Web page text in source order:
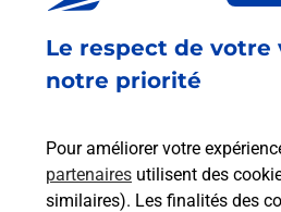
Le respect de votre
notre priorité
Pour améliorer votre
partenaires utilisent des
similaires). Les finalités des
ouvre lundi à
68 RUE SIMON
55800 CONTRISSON
Malin !